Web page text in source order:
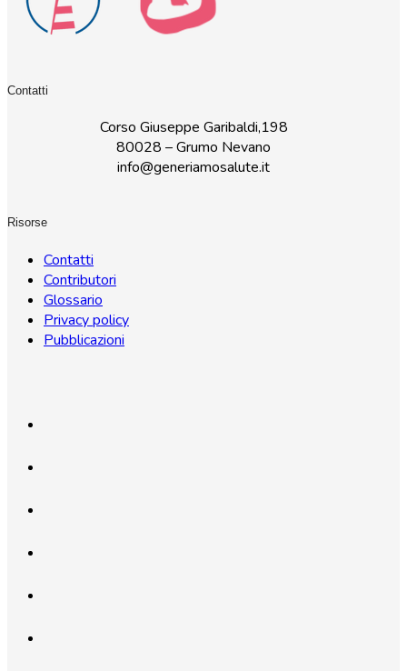
Contatti
Corso Giuseppe Garibaldi,198
80028 – Grumo Nevano
info@generiamosalute.it
Risorse
Contatti
Contributori
Glossario
Privacy policy
Pubblicazioni